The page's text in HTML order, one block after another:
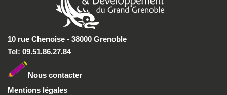
10 rue Chenoise - 38000 Grenoble
Tel: 09.51.86.27.84
Nous contacter
Mentions légales